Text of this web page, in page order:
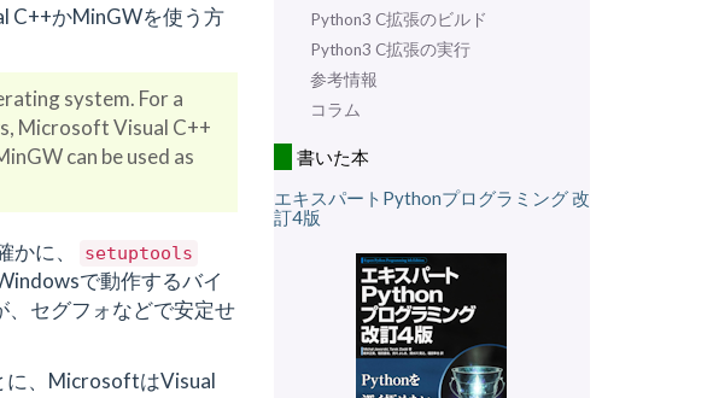
C++かMinGWを使う方
system. For a
Microsoft Visual C++
can be used as
かに、 setuptools
で動作するバイ
セグフォなどで安定せ
に、MicrosoftはVisual
Python3 C拡張のビルド
Python3 C拡張の実行
参考情報
コラム
書いた本
エキスパートPythonプログラミング 改
訂4版